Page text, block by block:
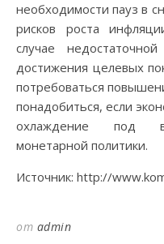
необходимости пауз в
рисков роста
случае
достижения целевых
потребоваться
понадобиться, если
охлаждение под
монетарной политики.
Источник: http://
от admin